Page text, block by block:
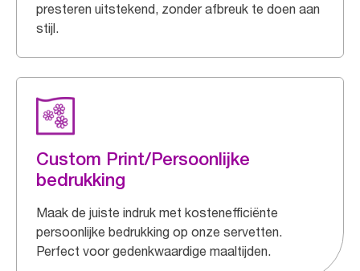
presteren uitstekend, zonder afbreuk te doen aan
stijl.
Custom Print/Persoonlijke
bedrukking
Maak de juiste indruk met kostenefficiënte
persoonlijke bedrukking op onze servetten.
Perfect voor gedenkwaardige maaltijden.